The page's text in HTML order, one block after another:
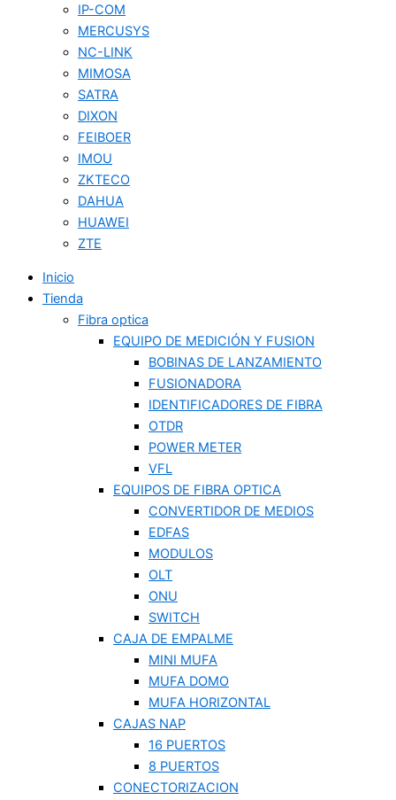
IP-COM
MERCUSYS
NC-LINK
MIMOSA
SATRA
DIXON
FEIBOER
IMOU
ZKTECO
DAHUA
HUAWEI
ZTE
Inicio
Tienda
Fibra optica
EQUIPO DE MEDICIÓN Y FUSION
BOBINAS DE LANZAMIENTO
FUSIONADORA
IDENTIFICADORES DE FIBRA
OTDR
POWER METER
VFL
EQUIPOS DE FIBRA OPTICA
CONVERTIDOR DE MEDIOS
EDFAS
MODULOS
OLT
ONU
SWITCH
CAJA DE EMPALME
MINI MUFA
MUFA DOMO
MUFA HORIZONTAL
CAJAS NAP
16 PUERTOS
8 PUERTOS
CONECTORIZACION